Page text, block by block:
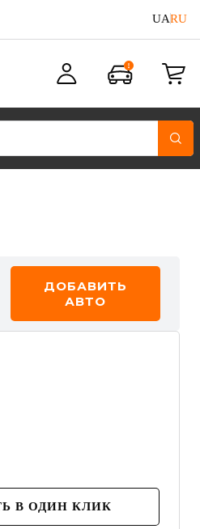
UARU
ДОБАВИТЬ
АВТО
В ОДИН КЛИК